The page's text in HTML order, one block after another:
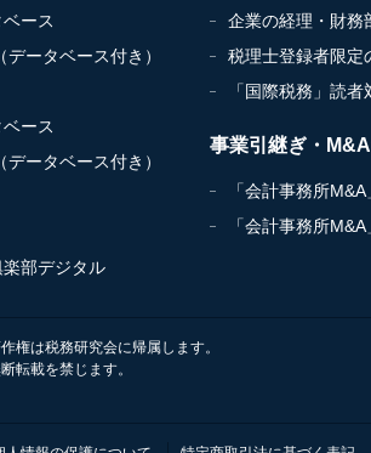
ース
ータベース付き）
ース
ータベース付き）
部デジタル
企業の経理・財務
税理士登録者限定
「国際税務」読
事業引継ぎ・
「会計事務所
「会計事務所
権は税務研究会に帰属します。
転載を禁じます。